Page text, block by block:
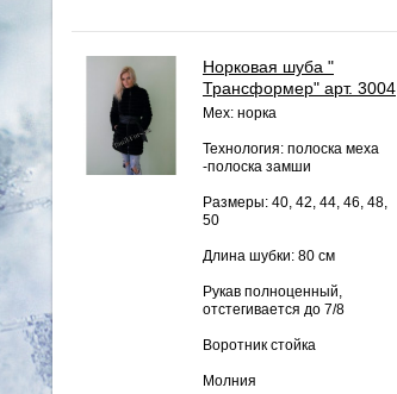
Норковая шуба "
Трансформер" арт. 3004
Мех: норка
Технология: полоска меха
-полоска замши
Размеры: 40, 42, 44, 46, 48,
50
Длина шубки: 80 см
Рукав полноценный,
отстегивается до 7/8
Воротник стойка
Молния